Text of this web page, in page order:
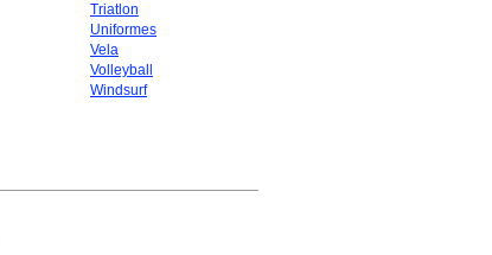
Triatlon
Uniformes
Vela
Volleyball
Windsurf